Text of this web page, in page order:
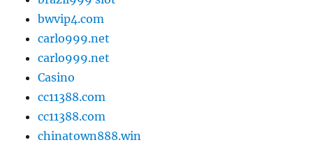
bwvip4.com
carlo999.net
carlo999.net
Casino
cc11388.com
cc11388.com
chinatown888.win